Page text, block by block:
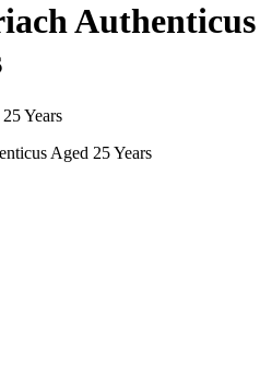
Authenticus
Aged 25 Years